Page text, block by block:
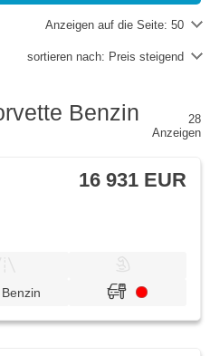
Anzeigen auf die Seite: 50
sortieren nach: Preis steigend
Benzin
28
Anzeigen
16 931 EUR
Benzin